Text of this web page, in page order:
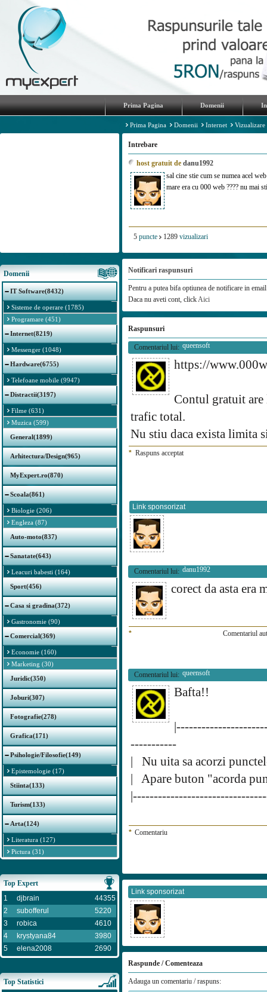
Prima Pagina Domenii
Domenii
IT Software(8432)
Sisteme de operare (1785)
Programare (451)
Internet(8219)
Messenger (1048)
Hardware(6755)
Telefoane mobile (9947)
Distractii(3197)
Filme (631)
Muzica (599)
General(1899)
Arhitectura/Design(965)
MyExpert.ro(870)
Scoala(861)
Biologie (206)
Engleza (87)
Auto-moto(837)
Sanatate(643)
Leacuri babesti (164)
Sport(456)
Casa si gradina(372)
Gastronomie (90)
Comercial(369)
Economie (160)
Marketing (30)
Juridic(350)
Joburi(307)
Fotografie(278)
Grafica(171)
Psihologie/Filosofie(149)
Epistemologie (17)
Stiinta(133)
Turism(133)
Arta(124)
Literatura (127)
Pictura (31)
Top Expert
1
djbrain
44355
2
subofferul
5220
3
robica
4610
4
krystyana84
3980
5
elena2008 2690
Top Statistici
Prima Pagina Domenii Internet Vizualizare
Intrebare
host gratuit de danu1992
sal cine stie cum se numea acel
mare era cu 000 web ???? nu mai
5 puncte 1289 vizualizari
Notificari raspunsuri
Pentru a putea bifa optiunea de notificare in
Daca nu aveti cont, clickAici
Raspunsuri
Comentariul lui: queensoft
https://
Contul gratuit
trafic total.
Nu stiu daca exista limita
* Raspuns acceptat
Link sponsorizat
Comentariul lui: danu1992
corect da asta era
* Comentariul
Comentariul lui: queensoft
Bafta!!
-----------
| Nu uita sa acorzi
| Apare buton "acorda
* Comentariu
Link sponsorizat
Raspunde / Comenteaza
Adauga un comentariu / raspuns: